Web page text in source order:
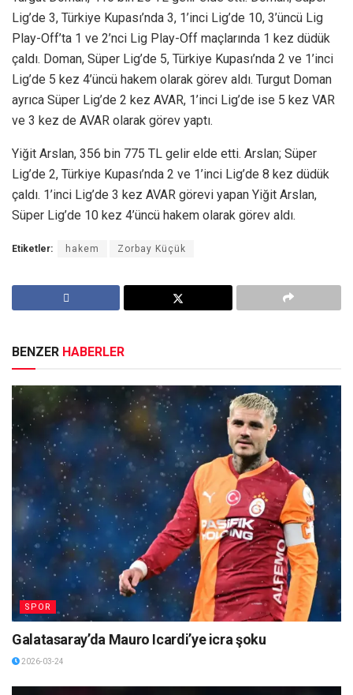
Lig’de 3, Türkiye Kupası’nda 3, 1’inci Lig’de 10, 3’üncü Lig
Play-Off’ta 1 ve 2’nci Lig Play-Off maçlarında 1 kez düdük
çaldı. Doman, Süper Lig’de 5, Türkiye Kupası’nda 2 ve 1’inci
Lig’de 5 kez 4’üncü hakem olarak görev aldı. Turgut Doman
ayrıca Süper Lig’de 2 kez AVAR, 1’inci Lig’de ise 5 kez VAR
ve 3 kez de AVAR olarak görev yaptı.
Yiğit Arslan, 356 bin 775 TL gelir elde etti. Arslan; Süper
Lig’de 2, Türkiye Kupası’nda 2 ve 1’inci Lig’de 8 kez düdük
çaldı. 1’inci Lig’de 3 kez AVAR görevi yapan Yiğit Arslan,
Süper Lig’de 10 kez 4’üncü hakem olarak görev aldı.
Etiketler: hakem Zorbay Küçük
BENZER HABERLER
SPOR
Galatasaray’da Mauro Icardi’ye icra şoku
2026-03-24